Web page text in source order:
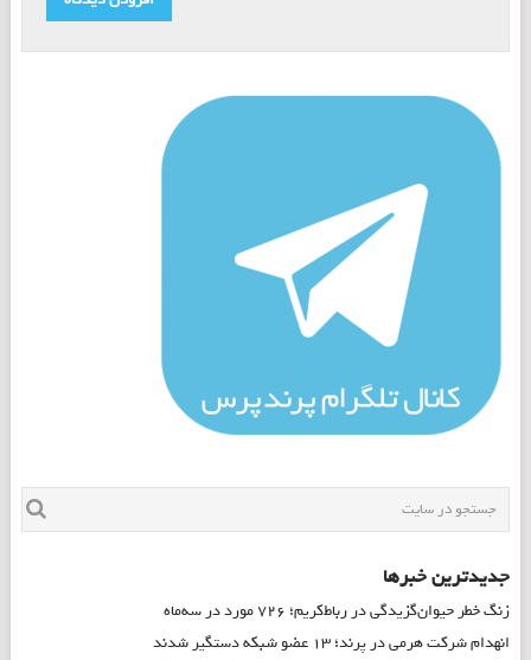
جدیدترین خبرها
زنگ خطر حیوان‌گزیدگی در رباط‌کریم؛ ۷۲۶ مورد در سه‌ماه
انهدام شرکت هرمی در پرند؛ ۱۳ عضو شبکه دستگیر شدند